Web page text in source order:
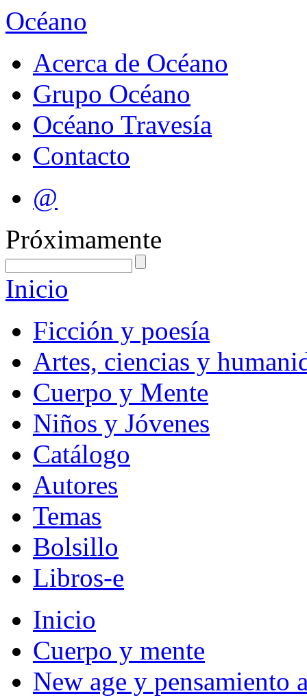
Océano
Acerca de Océano
Grupo Océano
Océano Travesía
Contacto
@
Próximamente
Inicio
Ficción y poesía
Artes, ciencias y
Cuerpo y Mente
Niños y Jóvenes
Catálogo
Autores
Temas
Bolsillo
Libros-e
Inicio
Cuerpo y mente
New age y pensamiento